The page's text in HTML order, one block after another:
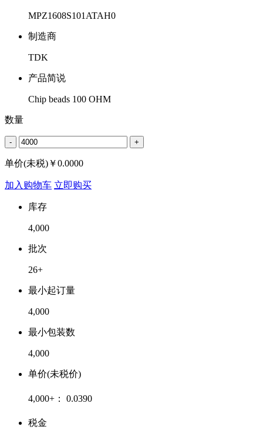
MPZ1608S101ATAH0
制造商
TDK
产品简说
Chip beads 100 OHM
数量
- +
单价(未税)￥0.0000
加入购物车 立即购买
库存
4,000
批次
26+
最小起订量
4,000
最小包装数
4,000
单价(未税价)
4,000+： 0.0390
税金